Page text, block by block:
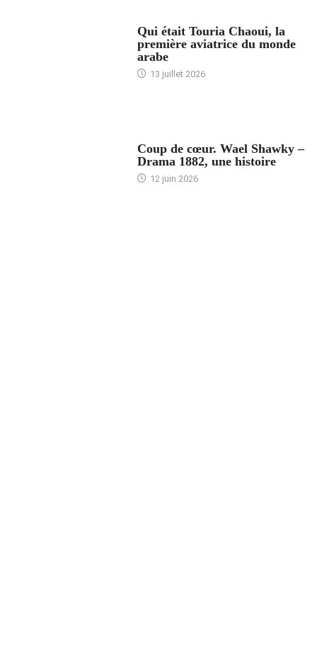
Qui était Touria Chaoui, la
première aviatrice du monde
arabe
13 juillet 2026
Coup de cœur. Wael Shawky –
Drama 1882, une histoire
12 juin 2026